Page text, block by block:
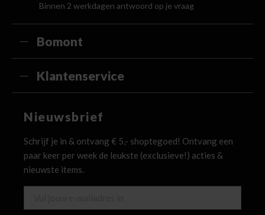
Binnen 2 werkdagen antwoord op je vraag
Bomont
Klantenservice
Nieuwsbrief
Schrijf je in & ontvang € 5,- shoptegoed! Ontvang een
paar keer per week de leukste (exclusieve!) acties &
nieuwste items.